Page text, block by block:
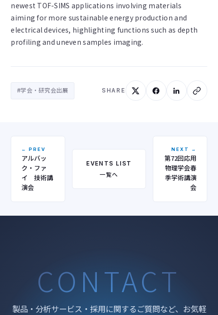
newest TOF-SIMS applications involving materials
aiming for more sustainable energy production and
electrical devices, highlighting functions such as depth
profiling and uneven samples imaging.
#学会・研究会出展 SHARE
← PREV
アルバッ
ク・ファ
イ 技術講
演会
EVENTS LIST
一覧へ
NEXT →
第72回応用
物理学会春
季学術講演
会
CONTACT
製品・分析サービス・採用に関するご質問など、お気軽